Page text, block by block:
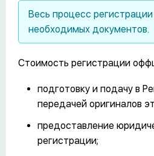
Весь процесс
необходимых документов.
Стоимость регистрации
подготовку и подачу в
передачей оригиналов
предоставление
регистрации;